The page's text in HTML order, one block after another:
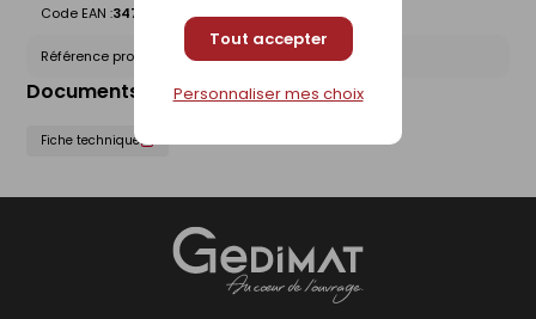
Tout accepter
Personnaliser mes choix
Code EAN :3479133516202
Référence produit nationale Gedimat : 20020750
Documents liés
Fiche technique